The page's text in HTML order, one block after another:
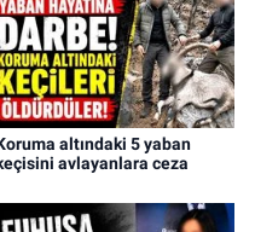
altındaki 5 yaban
avlayanlara ceza